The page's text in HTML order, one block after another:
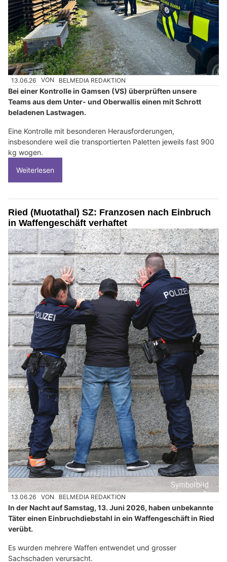
13.06.26 VON BELMEDIA REDAKTION
Bei einer Kontrolle in Gamsen (VS) überprüften unsere
Teams aus dem Unter- und Oberwallis einen mit Schrott
beladenen Lastwagen.
Eine Kontrolle mit besonderen Herausforderungen,
insbesondere weil die transportierten Paletten jeweils fast 900
kg wogen.
Weiterlesen
Ried (Muotathal) SZ: Franzosen nach Einbruch
in Waffengeschäft verhaftet
13.06.26 VON BELMEDIA REDAKTION
In der Nacht auf Samstag, 13. Juni 2026, haben unbekannte
Täter einen Einbruchdiebstahl in ein Waffengeschäft in Ried
verübt.
Es wurden mehrere Waffen entwendet und grosser
Sachschaden verursacht.